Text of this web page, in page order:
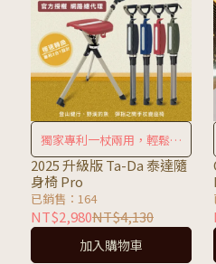
獨家專利一杖兩用，輕鬆自
在
2025 升級版 Ta-Da 泰達隨
身椅 Pro
已銷售：164
NT$2,980NT$4,130
加入購物車